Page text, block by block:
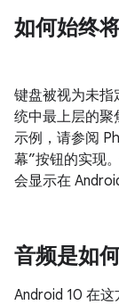
如何始终
键盘被视为未指
统中最上层的聚
示例，请参阅
幕”按钮的实现
会显示在
音频是如
Android 10 在